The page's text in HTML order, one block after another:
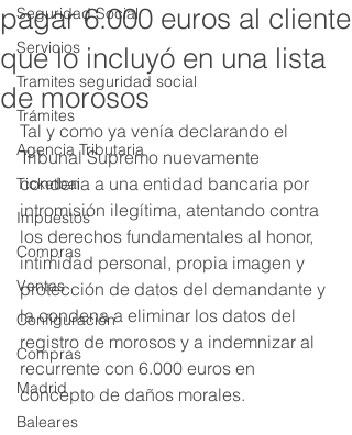
Seguridad Social
Servicios
Tramites seguridad social
Trámites
Agencia Tributaria
Ticketbai
Impuestos
Compras
Ventas
Configuración
Compras
Madrid
Baleares
pagar 6.000 euros al cliente
que lo incluyó en una lista
de morosos
Tal y como ya venía declarando el
Tribunal Supremo nuevamente
condena a una entidad bancaria por
intromisión ilegítima, atentando contra
los derechos fundamentales al honor,
intimidad personal, propia imagen y
protección de datos del demandante y
la condena a eliminar los datos del
registro de morosos y a indemnizar al
recurrente con 6.000 euros en
concepto de daños morales.